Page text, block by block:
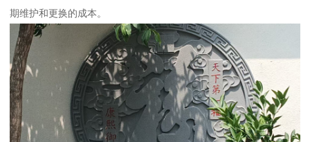
期维护和更换的成本。